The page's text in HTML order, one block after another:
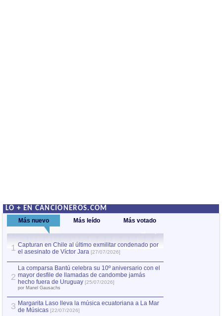
LO + EN CANCIONEROS.COM
Más nuevo Más leído Más votado
1 Capturan en Chile al último exmilitar condenado por
el asesinato de Víctor Jara [27/07/2026]
2
La comparsa Bantú celebra su 10º aniversario con el
mayor desfile de llamadas de candombe jamás
hecho fuera de Uruguay [25/07/2026]
por Manel Gausachs
3 Margarita Laso lleva la música ecuatoriana a La Mar
de Músicas [22/07/2026]